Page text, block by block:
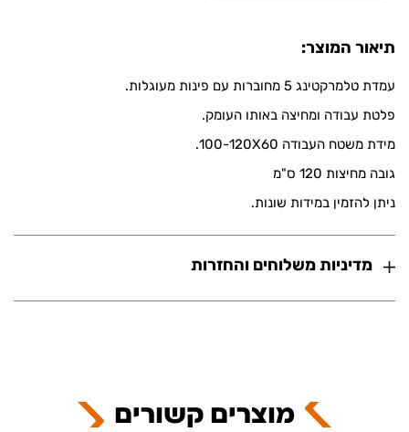
תיאור המוצר:
עמדת טלמרקטינג 5 מחוברות עם פינות מעוגלות.
פלטת עבודה ומחיצה באותו העומק.
מידת משטח העבודה 100-120X60.
גובה מחיצות 120 ס"מ
ניתן להזמין במידות שונות.
מדיניות משלוחים והחזרות
מוצרים קשורים